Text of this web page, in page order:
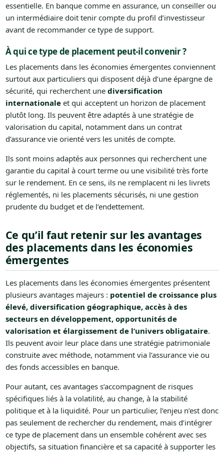
essentielle. En banque comme en assurance, un conseiller ou
un intermédiaire doit tenir compte du profil d’investisseur
avant de recommander ce type de support.
À qui ce type de placement peut-il convenir ?
Les placements dans les économies émergentes conviennent
surtout aux particuliers qui disposent déjà d’une épargne de
sécurité, qui recherchent une diversification
internationaleet qui acceptent un horizon de placement
plutôt long. Ils peuvent être adaptés à une stratégie de
valorisation du capital, notamment dans un contrat
d’assurance vie orienté vers les unités de compte.
Ils sont moins adaptés aux personnes qui recherchent une
garantie du capital à court terme ou une visibilité très forte
sur le rendement. En ce sens, ils ne remplacent ni les livrets
réglementés, ni les placements sécurisés, ni une gestion
prudente du budget et de l’endettement.
Ce qu’il faut retenir sur les avantages
des placements dans les économies
émergentes
Les placements dans les économies émergentes présentent
plusieurs avantages majeurs : potentiel de croissance plus
élevé, diversification géographique, accès à des
secteurs en développement, opportunités de
valorisation et élargissement de l’univers obligataire.
Ils peuvent avoir leur place dans une stratégie patrimoniale
construite avec méthode, notamment via l’assurance vie ou
des fonds accessibles en banque.
Pour autant, ces avantages s’accompagnent de risques
spécifiques liés à la volatilité, au change, à la stabilité
politique et à la liquidité. Pour un particulier, l’enjeu n’est donc
pas seulement de rechercher du rendement, mais d’intégrer
ce type de placement dans un ensemble cohérent avec ses
objectifs, sa situation financière et sa capacité à supporter les